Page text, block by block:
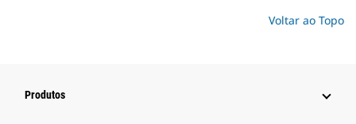
Voltar ao Topo
Produtos